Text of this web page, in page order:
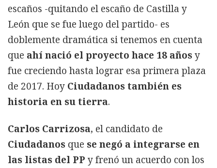
escaños -quitando el escaño de Castilla y
León que se fue luego del partido- es
doblemente dramática si tenemos en cuenta
que ahí nació el proyecto hace 18 añosy
fue creciendo hasta lograr esa primera plaza
de 2017. Hoy Ciudadanos también es
historia en su tierra.
Carlos Carrizosa, el candidato de
Ciudadanos que se negó a integrarse en
las listas del PP y frenó un acuerdo con los